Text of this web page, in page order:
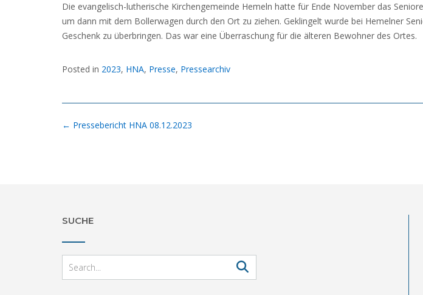
Die evangelisch-lutherische Kirchengemeinde Hemeln hatte für Ende November das
um dann mit dem Bollerwagen durch den Ort zu ziehen. Geklingelt wurde bei Hemelner
Geschenk zu überbringen. Das war eine Überraschung für die älteren Bewohner des
Posted in 2023, HNA, Presse, Pressearchiv
Post
← Pressebericht HNA 08.12.2023
SUCHE